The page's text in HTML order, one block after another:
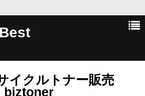
イクルトナー販売
biztoner